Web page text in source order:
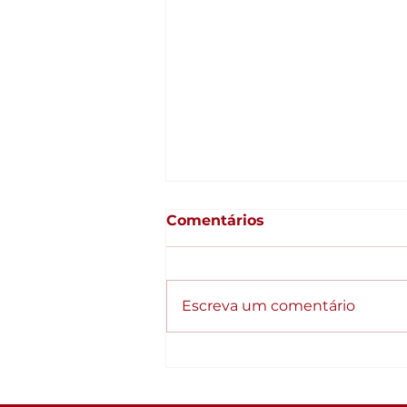
organizadas crescem
Comentários
Escreva um comentário